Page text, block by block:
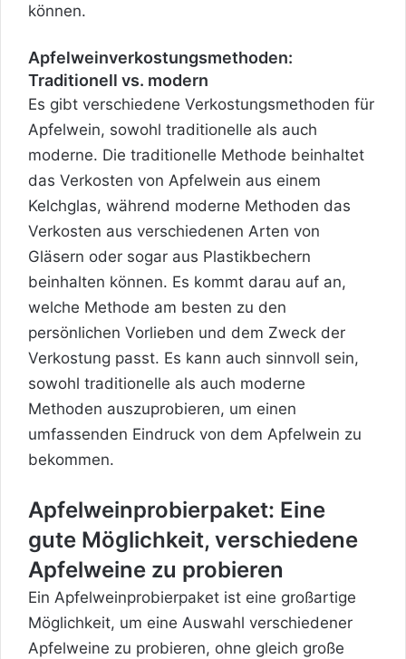
können.
Apfelweinverkostungsmethoden:
Traditionell vs. modern
Es gibt verschiedene Verkostungsmethoden für
Apfelwein, sowohl traditionelle als auch
moderne. Die traditionelle Methode beinhaltet
das Verkosten von Apfelwein aus einem
Kelchglas, während moderne Methoden das
Verkosten aus verschiedenen Arten von
Gläsern oder sogar aus Plastikbechern
beinhalten können. Es kommt darau auf an,
welche Methode am besten zu den
persönlichen Vorlieben und dem Zweck der
Verkostung passt. Es kann auch sinnvoll sein,
sowohl traditionelle als auch moderne
Methoden auszuprobieren, um einen
umfassenden Eindruck von dem Apfelwein zu
bekommen.
Apfelweinprobierpaket: Eine
gute Möglichkeit, verschiedene
Apfelweine zu probieren
Ein Apfelweinprobierpaket ist eine großartige
Möglichkeit, um eine Auswahl verschiedener
Apfelweine zu probieren, ohne gleich große